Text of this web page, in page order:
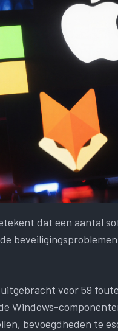
dat een aantal
voor 59
Windows-
bevoegdheden te